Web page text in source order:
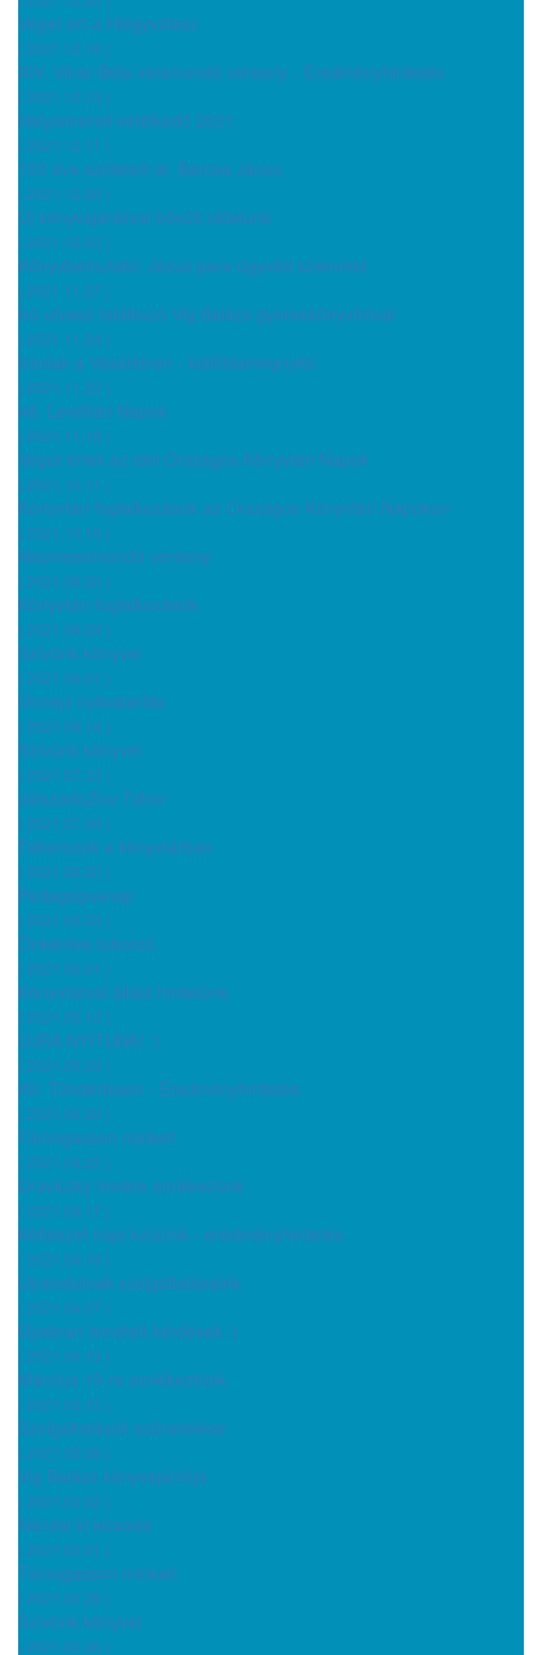
Véget ért a Hölgyválasz
( 2021.12.18 )
XIV. Vihar Béla versmondó verseny - Eredményhirdetés
( 2021.12.13 )
Helyismereti vetélkedő 2021.
( 2021.12.11 )
150 éve született dr. Barcsa János
( 2021.12.08 )
Új könyvajánlóval bővült oldalunk
( 2021.12.03 )
Könyvbemutató: Jézus pere ügyvéd szemmel
( 2021.11.27 )
Író-olvasó találkozó Vig Balázs gyerekkönyvíróval
( 2021.11.24 )
Irániak a Vásártéren - kiállításmegnyitó
( 2021.11.22 )
48. Levéltári Napok
( 2021.11.18 )
Véget értek az idei Országos Könyvtári Napok
( 2021.10.11 )
Könyvtári foglalkozások az Országos Könyvtári Napokon
( 2021.10.10 )
Népmesemondó verseny
( 2021.09.30 )
Könyvtári foglalkozások
( 2021.09.29 )
Szívünk könyvei
( 2021.09.01 )
Ünnepi nyitvatartás
( 2021.08.19 )
Szívünk könyvei
( 2021.07.12 )
JátszadoZoo Tábor
( 2021.07.09 )
Táborozók a könyvtárban
( 2021.06.30 )
Pedagógusnap
( 2021.06.03 )
Önkéntes toborzó
( 2021.06.01 )
Könyvtárosi állást hirdetünk
( 2021.05.12 )
ÚJRA NYITUNK! :)
( 2021.05.03 )
XII. Tündérlesen - Eredményhirdetés
( 2021.04.30 )
Támogasson minket!
( 2021.04.22 )
Draviczky Imrére emlékezünk
( 2021.04.17 )
Költészet napi kvízünk - eredményhirdetés
( 2021.04.16 )
Újraindulnak szolgáltatásaink
( 2021.04.07 )
Gyakran ismételt kérdések :)
( 2021.03.19 )
Március 15-re emlékeztünk
( 2021.03.15 )
Szolgáltatások szünetelése
( 2021.03.08 )
Vig Balázs könyvajánlója
( 2021.03.02 )
Nánási ki kicsoda
( 2021.03.01 )
Támogasson minket!
( 2021.02.28 )
Szívünk könyvei
( 2021.02.26 )